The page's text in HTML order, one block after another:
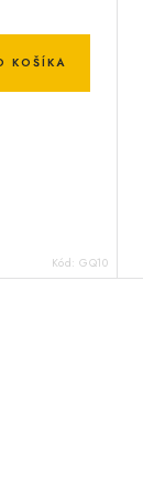
KOŠÍKA
Kód: GQ10